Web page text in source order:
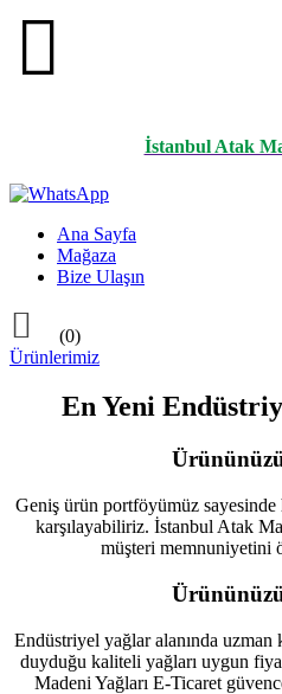

İstanbul Atak
Ana Sayfa
Mağaza
Bize Ulaşın

(0)
Ürünlerimiz
En Yeni
Geniş ürün portföyümüz sayesinde
karşılayabiliriz. İstanbul Atak
müşteri memnuniyetini
Endüstriyel yağlar alanında
duyduğu kaliteli yağları uygun
Madeni Yağları E-Ticaret